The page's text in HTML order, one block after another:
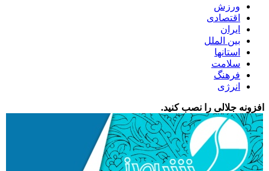
ورزش
اقتصادی
ایران
بین الملل
استانها
سلامت
فرهنگ
انرژی
افزونه جلالی را نصب کنید.